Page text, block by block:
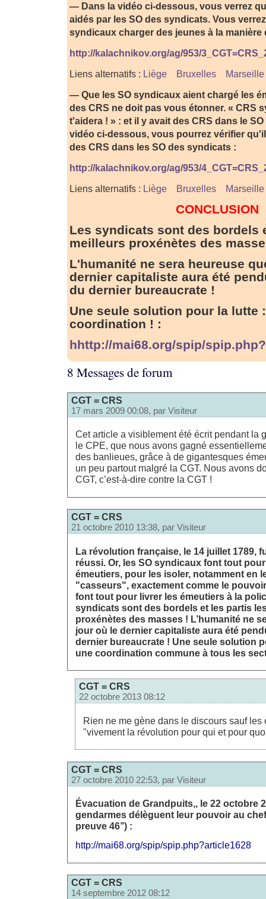
— Dans la vidéo ci-dessous, vous verrez
aidés par les SO des syndicats. Vous
syndicaux charger des jeunes à la manière
http://kalachnikov.org/ag/953/
Liens alternatifs : Liège Bruxelles
Marseille
— Que les SO syndicaux aient chargé les
des CRS ne doit pas vous étonner. « CRS
t'aidera ! » : et il y avait des CRS dans le
vidéo ci-dessous, vous pourrez vérifier
des CRS dans les SO des syndicats :
http://kalachnikov.org/ag/953/
Liens alternatifs : Liège Bruxelles Marseille
CONCLUSION
Les syndicats sont des bordels
meilleurs proxénètes des
L'humanité ne sera heureuse
dernier capitaliste aura été
du dernier bureaucrate !
Une seule solution pour la lutte
coordination ! :
hhttp://mai68.org/spip/
8 Messages de forum
CGT = CRS
17 mars 2009 00:08, par Visiteur
Cet article a visiblement été écrit pendant la
le CPE, que nous avons gagné
des banlieues, grâce à de gigantesques
un peu partout malgré la CGT. Nous avons
CGT, c’est-à-dire contre la CGT !
CGT = CRS
21 octobre 2010 13:38, par Visiteur
La révolution française, le 14 juillet 1789,
réussi. Or, les SO syndicaux font tout
émeutiers, pour les isoler, notamment en
"casseurs", exactement comme le
font tout pour livrer les émeutiers à la
syndicats sont des bordels et les partis
proxénètes des masses ! L’humanité ne
jour où le dernier capitaliste aura été
dernier bureaucrate ! Une seule solution
une coordination commune à tous les
CGT = CRS
22 octobre 2013 08:12
Rien ne me gène dans le discours sauf les
"vivement la révolution pour qui et pour
CGT = CRS
27 octobre 2010 22:53, par Visiteur
Évacuation de Grandpuits,, le 22 octobre
gendarmes délèguent leur pouvoir au
preuve 46’’) :
http://mai68.org/spip/spip.php?article1628
CGT = CRS
14 septembre 2012 08:12